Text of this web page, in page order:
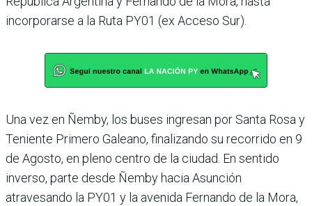
incorporarse a la Ruta PY01 (ex Acceso Sur).
Una vez en Ñemby, los buses ingresan por Santa Rosa y
Teniente Primero Galeano, finalizando su recorrido en 9
de Agosto, en pleno centro de la ciudad. En sentido
inverso, parte desde Ñemby hacia Asunción
atravesando la PY01 y la avenida Fernando de la Mora,